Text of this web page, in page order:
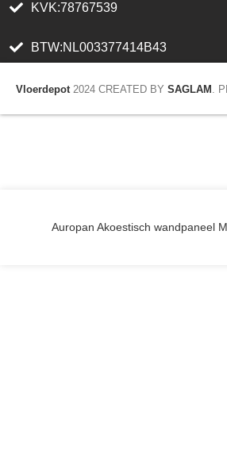
KVK:78767539
BTW:NL003377414B43
Vloerdepot 2024 CREATED BY SAGLAM .
Auropan Akoestisch wandpaneel